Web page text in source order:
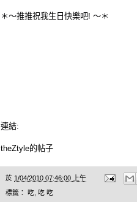
＊～推推祝我生日快樂吧! ～＊
連結:
theZtyle的帖子
於 1/04/2010 07:46:00 上午
標籤： 吃 吃 吃